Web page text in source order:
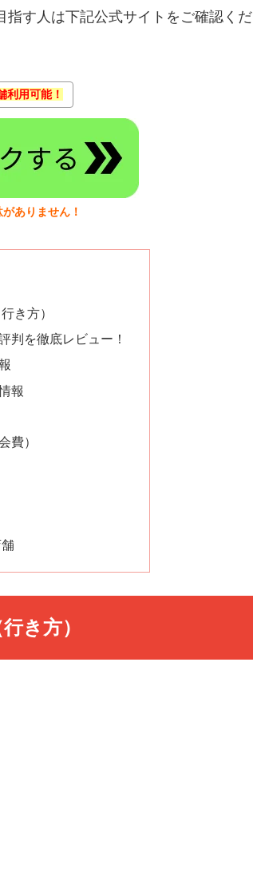
す人は下記公式サイトをご確認くだ
利用可能！
ありません！
き方）
判を徹底レビュー！
報
費）
き方）